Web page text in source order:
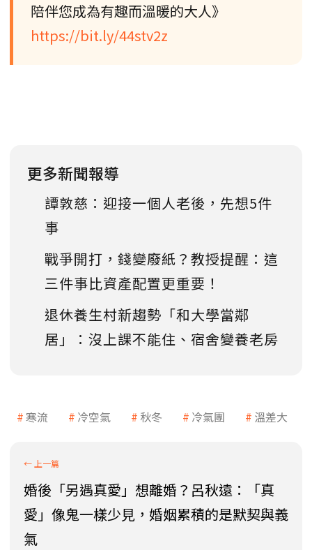
陪伴您成為有趣而溫暖的大人》
https://bit.ly/44stv2z
更多新聞報導
譚敦慈：迎接一個人老後，先想5件
事
戰爭開打，錢變廢紙？教授提醒：這
三件事比資產配置更重要！
退休養生村新趨勢「和大學當鄰
居」：沒上課不能住、宿舍變養老房
寒流 冷空氣 秋冬 冷氣團 溫差大
婚後「另遇真愛」想離婚？呂秋遠：「真
愛」像鬼一樣少見，婚姻累積的是默契與義
氣